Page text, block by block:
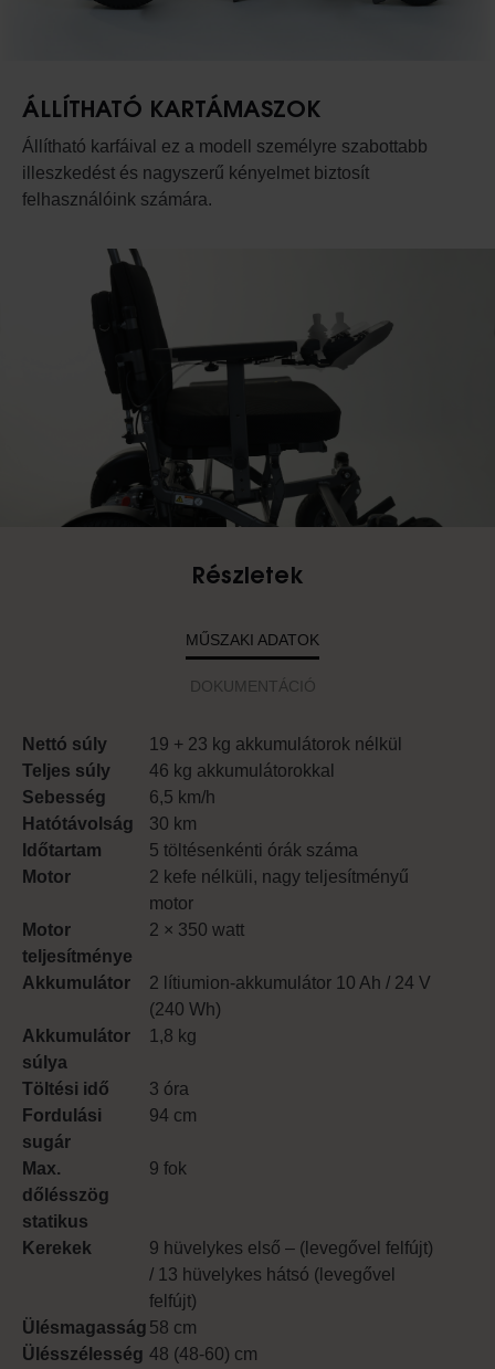
ÁLLÍTHATÓ KARTÁMASZOK
Állítható karfáival ez a modell személyre szabottabb
illeszkedést és nagyszerű kényelmet biztosít
felhasználóink számára.
Részletek
MŰSZAKI ADATOK
DOKUMENTÁCIÓ
Nettó súly
19 + 23 kg akkumulátorok nélkül
Teljes súly
46 kg akkumulátorokkal
Sebesség
6,5 km/h
Hatótávolság
30 km
Időtartam
5 töltésenkénti órák száma
Motor
2 kefe nélküli, nagy teljesítményű
motor
Motor
teljesítménye
2 × 350 watt
Akkumulátor
2 lítiumion-akkumulátor 10 Ah / 24 V
(240 Wh)
Akkumulátor
súlya
1,8 kg
Töltési idő
3 óra
Fordulási
sugár
94 cm
Max.
dőlésszög
statikus
9 fok
Kerekek
9 hüvelykes első – (levegővel felfújt)
/ 13 hüvelykes hátsó (levegővel
felfújt)
Ülésmagasság 58 cm
Ülésszélesség 48 (48-60) cm